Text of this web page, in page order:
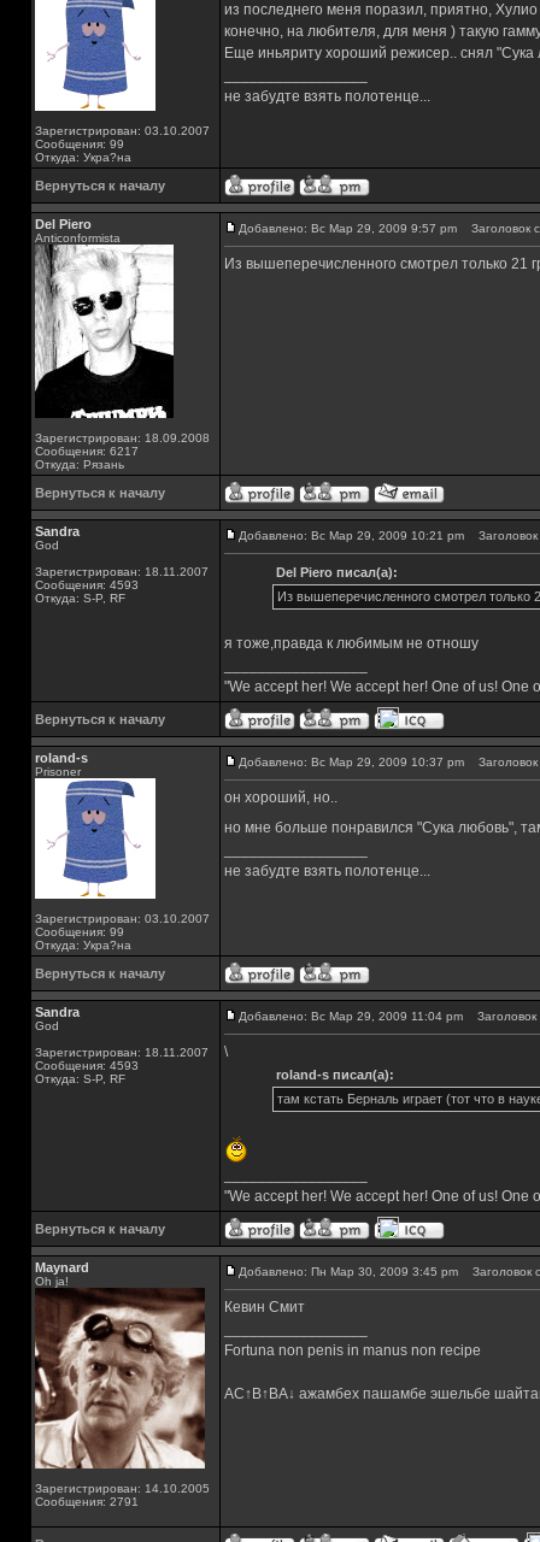
Зарегистрирован: 03.10.2007
Сообщения: 99
Откуда: Укра?на
из последнего меня поразил, приятно,
конечно, на любителя, для меня ) такую
Еще иньяриту хороший режисер.. снял "Сука
не забудте взять полотенце...
Вернуться к началу
Del Piero
Аnticonformista
Зарегистрирован: 18.09.2008
Сообщения: 6217
Откуда: Рязань
Добавлено: Вс Мар 29, 2009 9:57 pm Заголовок
Из вышеперечисленного смотрел только
Вернуться к началу
Sandra
God
Зарегистрирован: 18.11.2007
Сообщения: 4593
Откуда: S-P, RF
Добавлено: Вс Мар 29, 2009 10:21 pm
Del Piero писал(а):
Из вышеперечисленного смотрел только
я тоже,правда к любимым не отношу
"We accept her! We accept her! One of us!
Вернуться к началу
roland-s
Prisoner
Зарегистрирован: 03.10.2007
Сообщения: 99
Откуда: Укра?на
Добавлено: Вс Мар 29, 2009 10:37 pm
он хороший, но..
но мне больше понравился "Сука любовь",
не забудте взять полотенце...
Вернуться к началу
Sandra
God
Зарегистрирован: 18.11.2007
Сообщения: 4593
Откуда: S-P, RF
Добавлено: Вс Мар 29, 2009 11:04 pm
\
roland-s писал(а):
там кстать Берналь играет (тот что в
"We accept her! We accept her! One of us!
Вернуться к началу
Maynard
Oh ja!
Зарегистрирован: 14.10.2005
Сообщения: 2791
Добавлено: Пн Мар 30, 2009 3:45 pm Заголовок
Кевин Смит
Fortuna non penis in manus non recipe
AC↑B↑BA↓ ажамбех пашамбе эшельбе